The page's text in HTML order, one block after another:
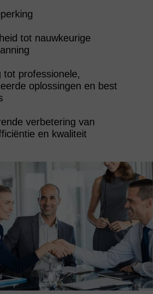
tot nauwkeurige
tot professionele,
oplossingen en best
verbetering van
en kwaliteit